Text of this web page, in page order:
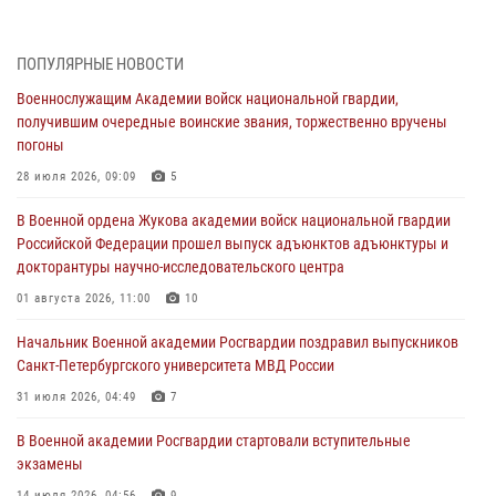
27 июля 2026, 14:49 7
Военная академия информирует!
23 июля 2026, 04:51
Курсант Военной академии войск национальной гвардии принял
22 июля 2026, 09:41
Мастер‑класс по стрельбе: точность, тактика, профессионализм
20 июля 2026, 11:17 8
108 лет со дня образования подразделений связи войск
ПОПУЛЯРНЫЕ НОВОСТИ
Военнослужащим Академии войск национальной гвардии,
получившим очередные воинские звания, торжественно вручены
погоны
28 июля 2026, 09:09 5
В Военной ордена Жукова академии войск национальной гвардии
Российской Федерации прошел выпуск адъюнктов адъюнктуры и
докторантуры научно-исследовательского центра
01 августа 2026, 11:00 10
Начальник Военной академии Росгвардии поздравил выпускников
Санкт-Петербургского университета МВД России
31 июля 2026, 04:49 7
В Военной академии Росгвардии стартовали вступительные
экзамены